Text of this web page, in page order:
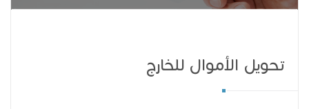
تحويل الأموال للخارج